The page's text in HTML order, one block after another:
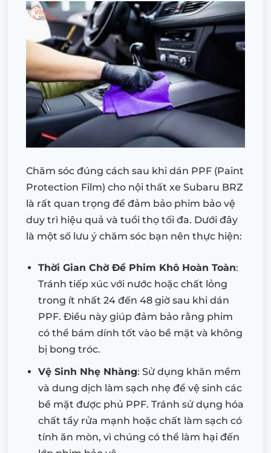
Chăm sóc đúng cách sau khi dán PPF (Paint
Protection Film) cho nội thất xe Subaru BRZ
là rất quan trọng để đảm bảo phim bảo vệ
duy trì hiệu quả và tuổi thọ tối đa. Dưới đây
là một số lưu ý chăm sóc bạn nên thực hiện:
Thời Gian Chờ Để Phim Khô Hoàn Toàn:
Tránh tiếp xúc với nước hoặc chất lỏng
trong ít nhất 24 đến 48 giờ sau khi dán
PPF. Điều này giúp đảm bảo rằng phim
có thể bám dính tốt vào bề mặt và không
bị bong tróc.
Vệ Sinh Nhẹ Nhàng: Sử dụng khăn mềm
và dung dịch làm sạch nhẹ để vệ sinh các
bề mặt được phủ PPF. Tránh sử dụng hóa
chất tẩy rửa mạnh hoặc chất làm sạch có
tính ăn mòn, vì chúng có thể làm hại đến